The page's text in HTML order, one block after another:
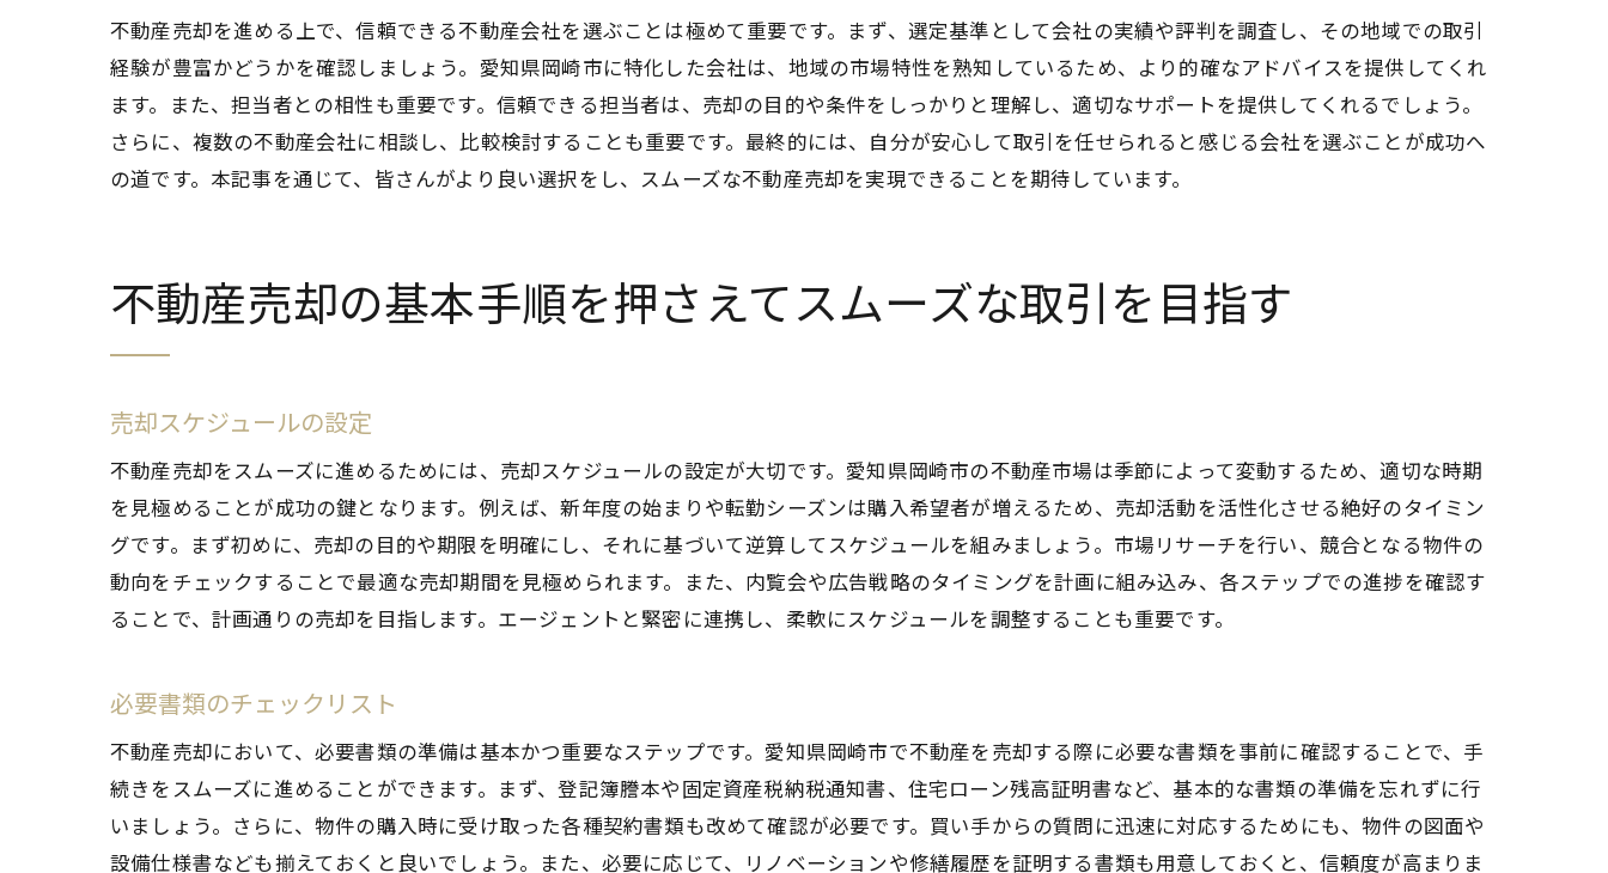
売却プロセスの全体像を把握
ステップごとの具体的手続き
取引の透明性を確保する方法
各段階での注意点と対策
不動産売却を成功させるための実践的なステップ
契約締結とクロージングの手順
アフターケアの重要性
成功体験を次に活かす方法
不動産売却を進める上で、信頼できる不動産会社を選ぶことは極めて重要です。まず、選定基準として会社の実績や評判を調査し、その地域での取引
経験が豊富かどうかを確認しましょう。愛知県岡崎市に特化した会社は、地域の市場特性を熟知しているため、より的確なアドバイスを提供してくれ
ます。また、担当者との相性も重要です。信頼できる担当者は、売却の目的や条件をしっかりと理解し、適切なサポートを提供してくれるでしょう。
さらに、複数の不動産会社に相談し、比較検討することも重要です。最終的には、自分が安心して取引を任せられると感じる会社を選ぶことが成功へ
の道です。本記事を通じて、皆さんがより良い選択をし、スムーズな不動産売却を実現できることを期待しています。
不動産売却の基本手順を押さえてスムーズな取引を目指す
売却スケジュールの設定
不動産売却をスムーズに進めるためには、売却スケジュールの設定が大切です。愛知県岡崎市の不動産市場は季節によって変動するため、適切な時期
を見極めることが成功の鍵となります。例えば、新年度の始まりや転勤シーズンは購入希望者が増えるため、売却活動を活性化させる絶好のタイミン
グです。まず初めに、売却の目的や期限を明確にし、それに基づいて逆算してスケジュールを組みましょう。市場リサーチを行い、競合となる物件の
動向をチェックすることで最適な売却期間を見極められます。また、内覧会や広告戦略のタイミングを計画に組み込み、各ステップでの進捗を確認す
ることで、計画通りの売却を目指します。エージェントと緊密に連携し、柔軟にスケジュールを調整することも重要です。
必要書類のチェックリスト
不動産売却において、必要書類の準備は基本かつ重要なステップです。愛知県岡崎市で不動産を売却する際に必要な書類を事前に確認することで、手
続きをスムーズに進めることができます。まず、登記簿謄本や固定資産税納税通知書、住宅ローン残高証明書など、基本的な書類の準備を忘れずに行
いましょう。さらに、物件の購入時に受け取った各種契約書類も改めて確認が必要です。買い手からの質問に迅速に対応するためにも、物件の図面や
設備仕様書なども揃えておくと良いでしょう。また、必要に応じて、リノベーションや修繕履歴を証明する書類も用意しておくと、信頼度が高まりま